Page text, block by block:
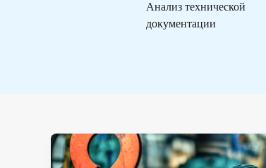
Анализ технической
документации